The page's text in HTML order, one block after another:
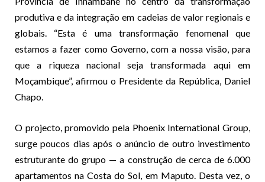
produtiva e da integração em cadeias de valor regionais e
globais. “Esta é uma transformação fenomenal que
estamos a fazer como Governo, com a nossa visão, para
que a riqueza nacional seja transformada aqui em
Moçambique”, afirmou o Presidente da República, Daniel
Chapo.
O projecto, promovido pela Phoenix International Group,
surge poucos dias após o anúncio de outro investimento
estruturante do grupo — a construção de cerca de 6.000
apartamentos na Costa do Sol, em Maputo. Desta vez, o